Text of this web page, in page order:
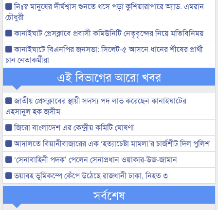
নিঃস্ব মানুষের দীর্ঘশ্বাস শুনতে ধসে পড়া কুশিয়ারাপারে অ্যাড. এমরান
চৌধুরী
কানাইঘাট প্রেসক্লাবে প্রবাসী কমিউনিটি নেতৃবৃন্দের নিয়ে মতিবিনিময়
কানাইঘাটে বিএনপির জনসভা: সিলেট-৫ আসনে ধানের শীষের প্রার্থী
চান নেতাকর্মীরা
এই বিভাগের আরো খবর
জাতীয় প্রেসক্লাবের স্থায়ী সদস্য পদ লাভ করেছেন কানাইঘাটের
এহসানুল হক জসীম
জিরো বাংলাদেশ এর কেন্দ্রীয় কমিটি ঘোষণা
আদালতে বিয়ানীবাজারের এক ‘হত্যাচেষ্টা মামলা’র চার্জশীট দিল পুলিশ
‘সেনাবাহিনী পদক’ পেলেন সেনাপ্রধান ওয়াকার-উজ-জামান
ভয়াবহ ভূমিকম্পে কেঁপে উঠেছে রাজধানী ঢাকা, নিহত ৩
সর্বশেষ